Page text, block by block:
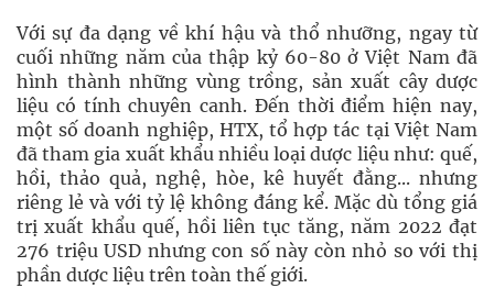
Với sự đa dạng về khí hậu và thổ nhưỡng, ngay từ
cuối những năm của thập kỷ 60-80 ở Việt Nam đã
hình thành những vùng trồng, sản xuất cây dược
liệu có tính chuyên canh. Đến thời điểm hiện nay,
một số doanh nghiệp, HTX, tổ hợp tác tại Việt Nam
đã tham gia xuất khẩu nhiều loại dược liệu như: quế,
hồi, thảo quả, nghệ, hòe, kê huyết đằng... nhưng
riêng lẻ và với tỷ lệ không đáng kể. Mặc dù tổng giá
trị xuất khẩu quế, hồi liên tục tăng, năm 2022 đạt
276 triệu USD nhưng con số này còn nhỏ so với thị
phần dược liệu trên toàn thế giới.